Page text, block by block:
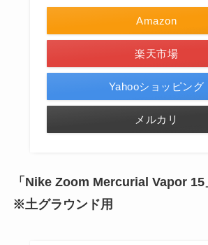
Amazon
楽天市場
Yahooショッピング
メルカリ
「Nike Zoom Mercurial Vapor 15
※土グラウンド用